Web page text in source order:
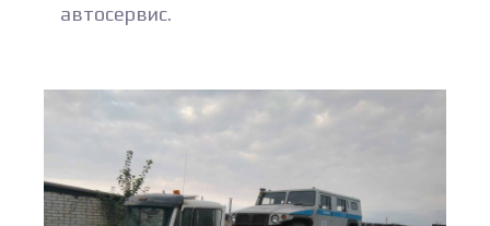
автосервис.